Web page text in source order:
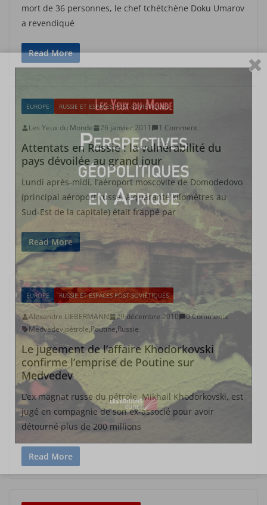
mort de 36 personnes, le chef tchétchène Doku Umarov
a revendiqué
Read More
EUROPE RUSSIE ET ESPACES POST-SOVIÉTIQUES
Les Yeux du Monde 26 janvier 2011 1 Comment
Attentats en Russie : la vulnérabilité du
pays dévoilée au grand jour
Lundi après-midi, l’aéroport moscovite de Domodedovo
(principal aéroport russe, à quarante kilomètres au
Sud-Est de la capitale) était frappé par
Read More
EUROPE RUSSIE ET ESPACES POST-SOVIÉTIQUES
Alexandre LIEBERMANN 29 décembre 2010
0 Comments
Medvedev,pétrole,Poutine,Russie
Le jugement de l’affaire Khodorkovski
confirme l’emprise de Poutine sur
Medvedev
L’ex magnat russe du pétrole, Mikhail Khodorkovski, est
jugé en compagnie de son ex-associé pour avoir
détourné plus de 200 millions
Read More